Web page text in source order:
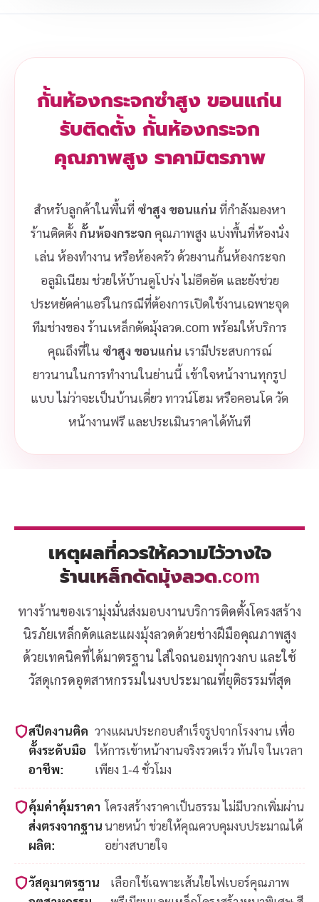
กั้นห้องกระจกซำสูง ขอนแก่น
รับติดตั้ง กั้นห้องกระจก
คุณภาพสูง ราคามิตรภาพ
สำหรับลูกค้าในพื้นที่ ซำสูง ขอนแก่น ที่กำลังมองหา
ร้านติดตั้งกั้นห้องกระจกคุณภาพสูง แบ่งพื้นที่ห้องนั่ง
เล่น ห้องทำงาน หรือห้องครัว ด้วยงานกั้นห้องกระจก
อลูมิเนียม ช่วยให้บ้านดูโปร่ง ไม่อึดอัด และยังช่วย
ประหยัดค่าแอร์ในกรณีที่ต้องการเปิดใช้งานเฉพาะจุด
ทีมช่างของ ร้านเหล็กดัดมุ้งลวด.com พร้อมให้บริการ
คุณถึงที่ใน ซำสูง ขอนแก่น เรามีประสบการณ์
ยาวนานในการทำงานในย่านนี้ เข้าใจหน้างานทุกรูป
แบบ ไม่ว่าจะเป็นบ้านเดี่ยว ทาวน์โฮม หรือคอนโด วัด
หน้างานฟรี และประเมินราคาได้ทันที
เหตุผลที่ควรให้ความไว้วางใจ
ร้านเหล็กดัดมุ้งลวด.com
ทางร้านของเรามุ่งมั่นส่งมอบงานบริการติดตั้งโครงสร้าง
นิรภัยเหล็กดัดและแผงมุ้งลวดด้วยช่างฝีมือคุณภาพสูง
ด้วยเทคนิคที่ได้มาตรฐาน ใส่ใจถนอมทุกวงกบ และใช้
วัสดุเกรดอุตสาหกรรมในงบประมาณที่ยุติธรรมที่สุด
สปีดงานติด
ตั้งระดับมือ
อาชีพ:
วางแผนประกอบสำเร็จรูปจากโรงงาน เพื่อ
ให้การเข้าหน้างานจริงรวดเร็ว ทันใจ ในเวลา
เพียง 1-4 ชั่วโมง
คุ้มค่าคุ้มราคา
ส่งตรงจากฐาน
ผลิต:
โครงสร้างราคาเป็นธรรม ไม่มีบวกเพิ่มผ่าน
นายหน้า ช่วยให้คุณควบคุมงบประมาณได้
อย่างสบายใจ
วัสดุมาตรฐาน
เลือกใช้เฉพาะเส้นใยไฟเบอร์คุณภาพ